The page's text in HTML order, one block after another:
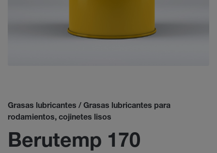
Grasas lubricantes / Grasas lubricantes para
rodamientos, cojinetes lisos
Berutemp 170